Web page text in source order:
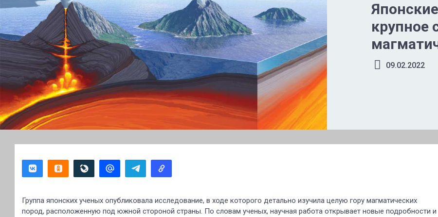
крупное
южным
09.02.2022
Группа японских ученых опубликовала исследование, в ходе которого детально изучила целую гору магматических
пород, расположенную под южной стороной страны. По словам ученых, научная работа открывает новые подробности и